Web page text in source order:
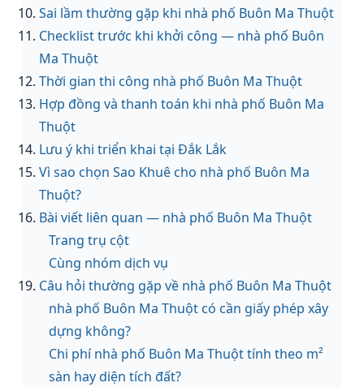
Sai lầm thường gặp khi nhà phố Buôn Ma Thuột
Checklist trước khi khởi công — nhà phố Buôn
Ma Thuột
Thời gian thi công nhà phố Buôn Ma Thuột
Hợp đồng và thanh toán khi nhà phố Buôn Ma
Thuột
Lưu ý khi triển khai tại Đắk Lắk
Vì sao chọn Sao Khuê cho nhà phố Buôn Ma
Thuột?
Bài viết liên quan — nhà phố Buôn Ma Thuột
Trang trụ cột
Cùng nhóm dịch vụ
Câu hỏi thường gặp về nhà phố Buôn Ma Thuột
nhà phố Buôn Ma Thuột có cần giấy phép xây
dựng không?
Chi phí nhà phố Buôn Ma Thuột tính theo m²
sàn hay diện tích đất?